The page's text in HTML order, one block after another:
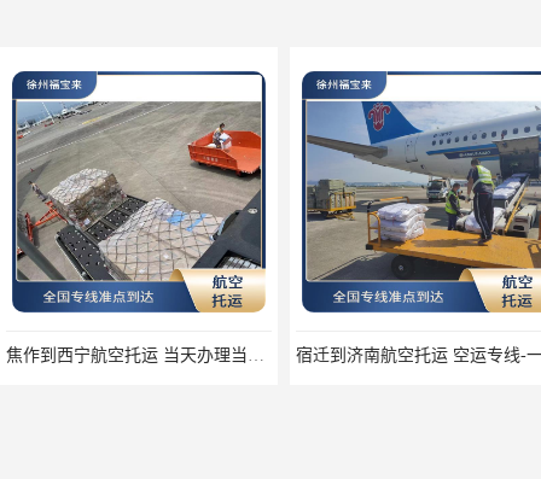
焦作到西宁航空托运 当天办理当天到达